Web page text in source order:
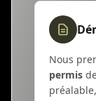
Nous
permis